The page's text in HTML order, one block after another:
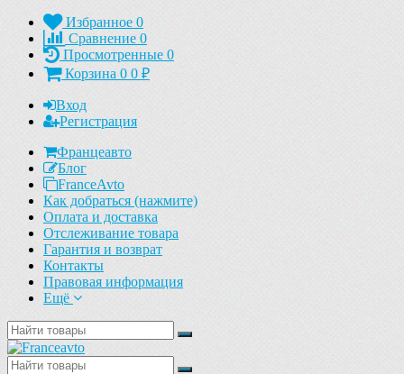
Избранное 0
Сравнение 0
Просмотренные 0
Корзина 0 0 ₽
Вход
Регистрация
Францеавто
Блог
FranceAvto
Как добраться (нажмите)
Оплата и доставка
Отслеживание товара
Гарантия и возврат
Контакты
Правовая информация
Ещё